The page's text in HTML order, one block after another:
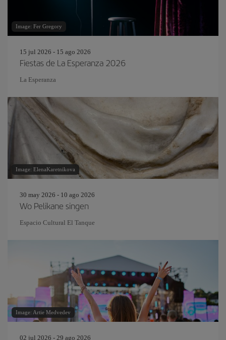
Image: Fer Gregory
15 jul 2026 - 15 ago 2026
Fiestas de La Esperanza 2026
La Esperanza
Image: ElenaKaretnikova
30 may 2026 - 10 ago 2026
Wo Pelikane singen
Espacio Cultural El Tanque
Image: Artie Medvedev
02 jul 2026 - 29 ago 2026